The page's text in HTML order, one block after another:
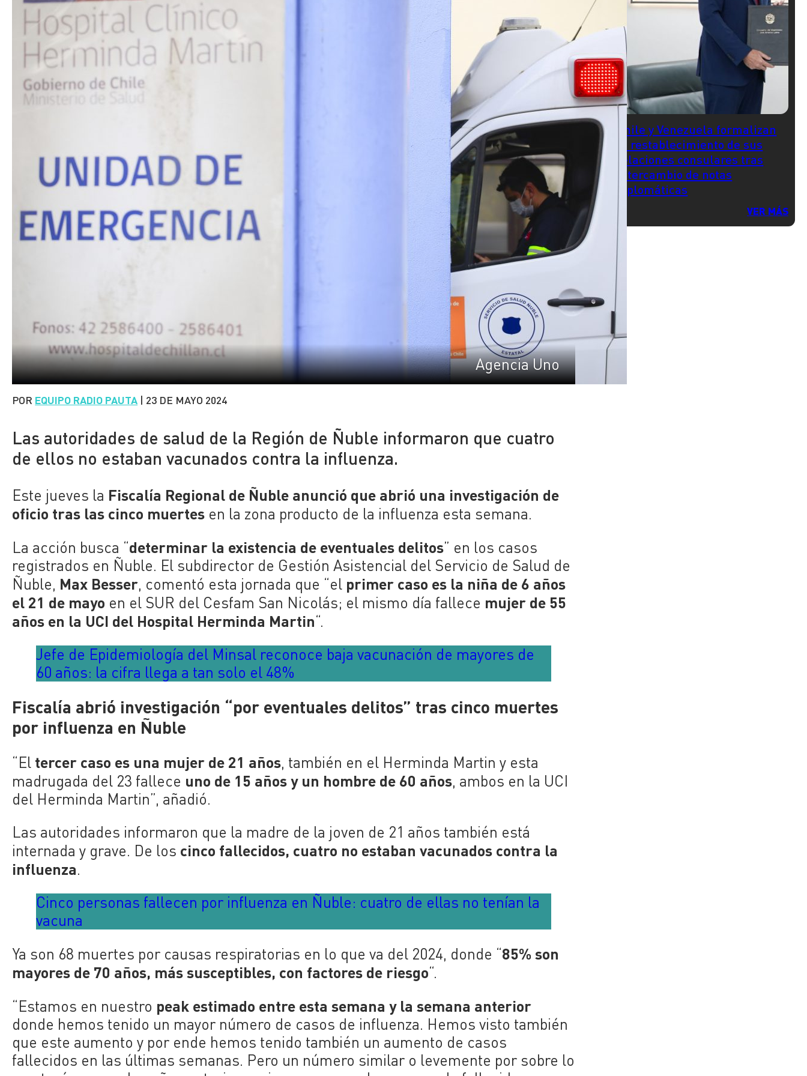
Agencia Uno
POR EQUIPO RADIO PAUTA | 23 DE MAYO 2024
Las autoridades de salud de la Región de Ñuble informaron que cuatro
de ellos no estaban vacunados contra la influenza.
Este jueves la Fiscalía Regional de Ñuble anunció que abrió una investigación de
oficio tras las cinco muertes en la zona producto de la influenza esta semana.
La acción busca “determinar la existencia de eventuales delitos” en los casos
registrados en Ñuble. El subdirector de Gestión Asistencial del Servicio de Salud de
Ñuble, Max Besser, comentó esta jornada que “el primer caso es la niña de 6 años
el 21 de mayo en el SUR del Cesfam San Nicolás; el mismo día fallece mujer de 55
años en la UCI del Hospital Herminda Martin“.
Jefe de Epidemiología del Minsal reconoce baja vacunación de mayores de
60 años: la cifra llega a tan solo el 48%
Fiscalía abrió investigación “por eventuales delitos” tras cinco muertes
por influenza en Ñuble
“El tercer caso es una mujer de 21 años, también en el Herminda Martin y esta
madrugada del 23 fallece uno de 15 años y un hombre de 60 años, ambos en la UCI
del Herminda Martin”, añadió.
Las autoridades informaron que la madre de la joven de 21 años también está
internada y grave. De los cinco fallecidos, cuatro no estaban vacunados contra la
influenza.
Cinco personas fallecen por influenza en Ñuble: cuatro de ellas no tenían la
vacuna
Ya son 68 muertes por causas respiratorias en lo que va del 2024, donde “85% son
mayores de 70 años, más susceptibles, con factores de riesgo“.
“Estamos en nuestro peak estimado entre esta semana y la semana anterior
donde hemos tenido un mayor número de casos de influenza. Hemos visto también
que este aumento y por ende hemos tenido también un aumento de casos
fallecidos en las últimas semanas. Pero un número similar o levemente por sobre lo
Chile y Venezuela formalizan
el restablecimiento de sus
relaciones consulares tras
intercambio de notas
diplomáticas
VER MÁS